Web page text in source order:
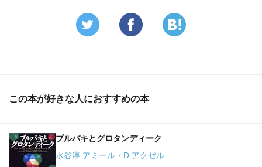
この本が好きな人におすすめの本
ブルバキとグロタンディーク
水谷淳 アミール・D.アクゼル